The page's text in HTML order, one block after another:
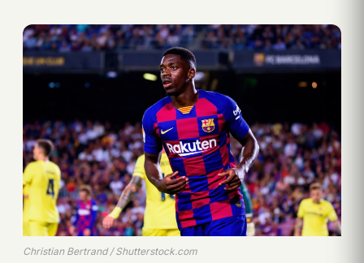
Christian Bertrand / Shutterstock.com